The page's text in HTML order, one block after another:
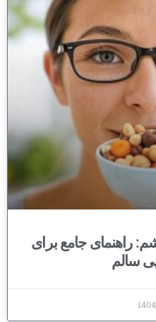
راهنمای جامع برای
سالم